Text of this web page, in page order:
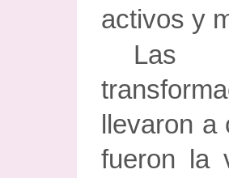
activos y
llevaron
fueron la